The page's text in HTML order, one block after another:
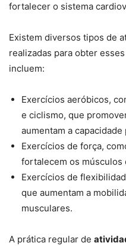
fortalecer o sistema
Existem diversos tipos de
realizadas para obter
incluem:
Exercícios aeróbicos,
e ciclismo, que
aumentam a capacidade
Exercícios de força,
fortalecem os músculos
Exercícios de
que aumentam a
musculares.
A prática regular de